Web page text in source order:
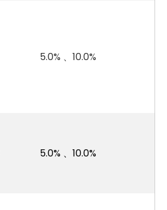
5.0% 、 10.0%
5.0% 、 10.0%